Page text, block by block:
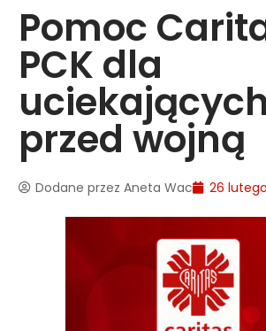
Pomoc
PCK dla
uciekających
przed wojną
Dodane przez Aneta Wac 26